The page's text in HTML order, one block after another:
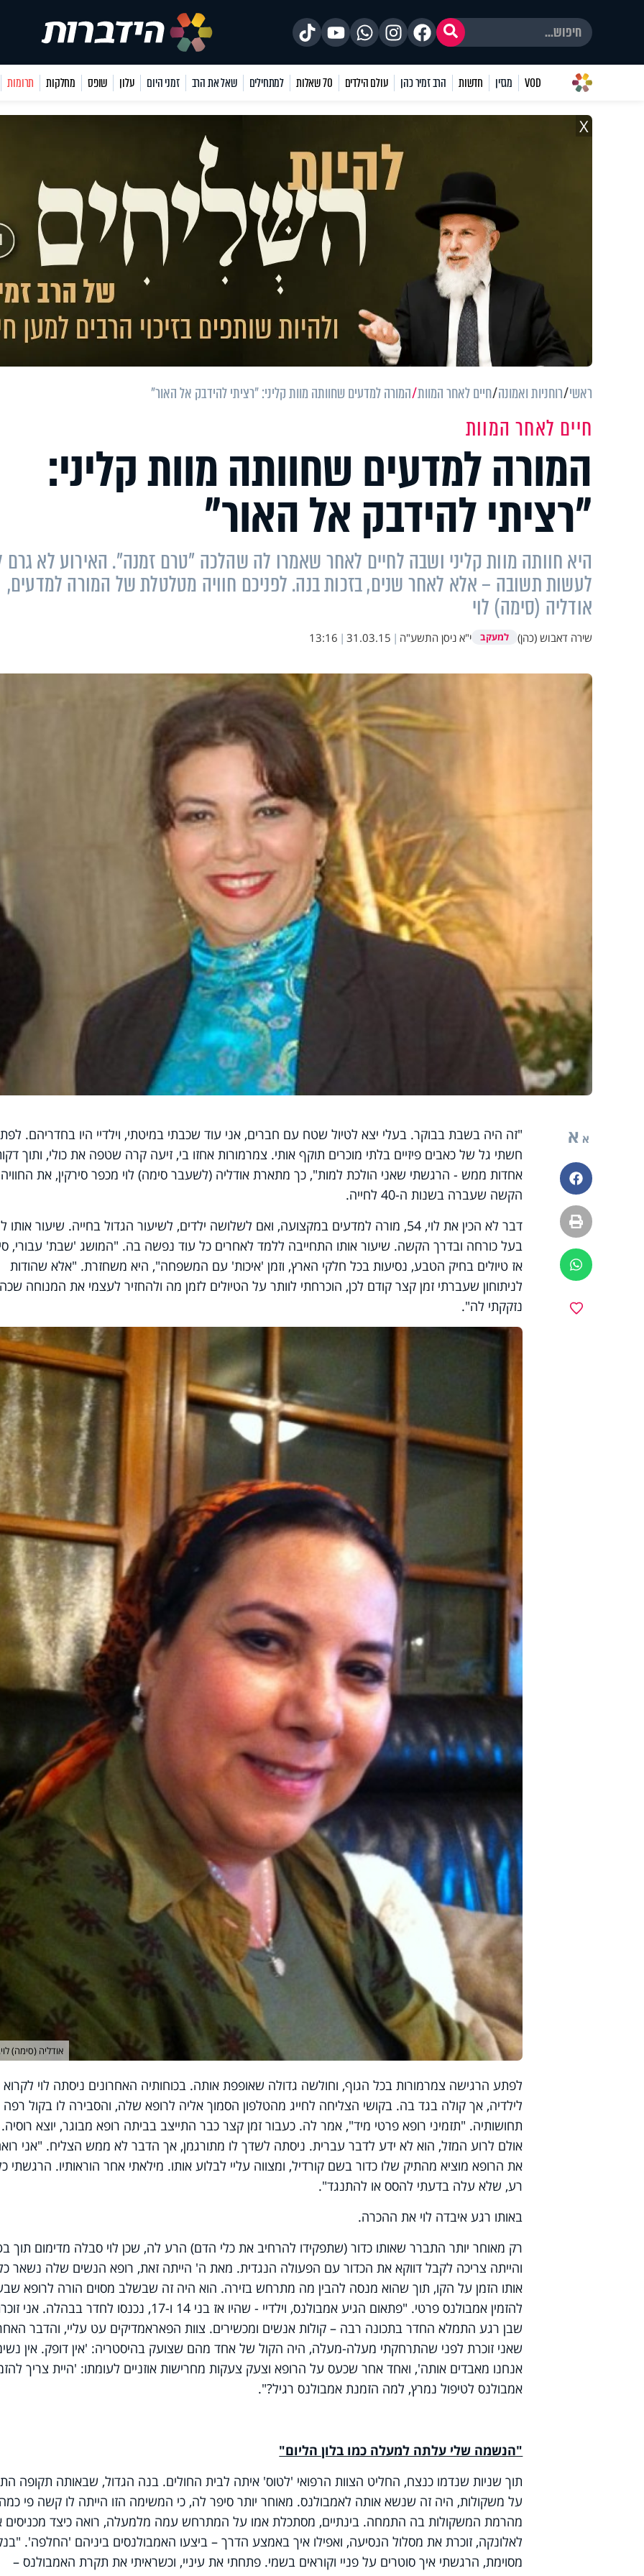
VOD מגזין חדשות הרב זמיר כהן עולם הילדים 70 שאלות למתחילים שאל את הרב זמני היום עלון שופס מחלקות תרומות
X
ראשי רוחניות ואמונה חיים לאחר המוות המורה למדעים שחוותה מוות קליני: "רציתי להידבק אל האור"
חיים לאחר המוות
המורה למדעים שחוותה מוות קליני:
"רציתי להידבק אל האור"
היא חוותה מוות קליני ושבה לחיים לאחר שאמרו לה שהלכה "טרם זמנה". האירוע לא גרם
לעשות תשובה – אלא לאחר שנים, בזכות בנה. לפניכם חוויה מטלטלת של המורה למדעים,
אודליה (סימה) לוי
שירה דאבוש (כהן) למעקב י"א ניסן התשע"ה |
31.03.15
|
13:16
א א
פייסבוק
הדפסה
ווטסאפ
"זה היה בשבת בבוקר. בעלי יצא לטיול שטח עם חברים, אני עוד שכבתי במיטתי, וילדיי היו בחדריהם.
חשתי גל של כאבים פיזיים בלתי מוכרים תוקף אותי. צמרמורות אחזו בי, זיעה קרה שטפה את כולי, ותוך
אחדות ממש - הרגשתי שאני הולכת למות", כך מתארת אודליה (לשעבר סימה) לוי מכפר סירקין, את החוויה
הקשה שעברה בשנות ה-40 לחייה.
דבר לא הכין את לוי, 54, מורה למדעים במקצועה, ואם לשלושה ילדים, לשיעור הגדול בחייה. שיעור
בעל כורחה ובדרך הקשה. שיעור אותו התחייבה ללמד לאחרים כל עוד נפשה בה. "המושג 'שבת' עבורי,
אז טיולים בחיק הטבע, נסיעות בכל חלקי הארץ, וזמן 'איכות' עם המשפחה", היא משחזרת. "אלא שהודות
לניתוחון שעברתי זמן קצר קודם לכן, הוכרחתי לוותר על הטיולים לזמן מה ולהחזיר לעצמי את המנוחה שכה
נזקקתי לה".
אודליה (סימה)
לפתע הרגישה צמרמורות בכל הגוף, וחולשה גדולה שאופפת אותה. בכוחותיה האחרונים ניסתה לוי לקרוא
לילדיה, אך קולה בגד בה. בקושי הצליחה לחייג מהטלפון הסמוך אליה לרופא שלה, והסבירה לו בקול
תחושותיה. "תזמיני רופא פרטי מיד", אמר לה. כעבור זמן קצר כבר התייצב בביתה רופא מבוגר, יוצא רוסיה.
אולם לרוע המזל, הוא לא ידע לדבר עברית. ניסתה לשדך לו מתורגמן, אך הדבר לא ממש הצליח. "אני
את הרופא מוציא מהתיק שלו כדור בשם קורדיל, ומצווה עליי לבלוע אותו. מילאתי אחר הוראותיו. הרגשתי
רע, שלא עלה בדעתי להסס או להתנגד".
באותו רגע איבדה לוי את ההכרה.
רק מאוחר יותר התברר שאותו כדור (שתפקידו להרחיב את כלי הדם) הרע לה, שכן לוי סבלה מדימום תוך
והייתה צריכה לקבל דווקא את הכדור עם הפעולה הנגדית. מאת ה' הייתה זאת, רופא הנשים שלה נשאר
אותו הזמן על הקו, תוך שהוא מנסה להבין מה מתרחש בזירה. הוא היה זה שבשלב מסוים הורה לרופא
להזמין אמבולנס פרטי. "פתאום הגיע אמבולנס, וילדיי - שהיו אז בני 14 ו-17, נכנסו לחדר בבהלה.
שבן רגע התמלא החדר בתכונה רבה – קולות אנשים ומכשירים. צוות הפאראמדיקים עט עליי, והדבר
שאני זוכרת לפני שהתרחקתי מעלה-מעלה, היה הקול של אחד מהם שצועק בהיסטריה: 'אין דופק. אין
אנחנו מאבדים אותה', ואחד אחר שכעס על הרופא וצעק צעקות מחרישות אוזניים לעומתו: 'היית צריך
אמבולנס לטיפול נמרץ, למה הזמנת אמבולנס רגיל?".
"הנשמה שלי עלתה למעלה כמו בלון הליום"
תוך שניות שנדמו כנצח, החליט הצוות הרפואי 'לטוס' איתה לבית החולים. בנה הגדול, שבאותה תקופה
על משקולות, היה זה שנשא אותה לאמבולנס. מאוחר יותר סיפר לה, כי המשימה הזו הייתה לו קשה פי כמה
מהרמת המשקולות בה התמחה. בינתיים, מסתכלת אמו על המתרחש עמה מלמעלה, רואה כיצד מכניסים
לאלונקה, זוכרת את מסלול הנסיעה, ואפילו איך באמצע הדרך – ביצעו האמבולנסים ביניהם 'החלפה'.
מסוימת, הרגשתי איך סוטרים על פניי וקוראים בשמי. פתחתי את עיניי, וכשראיתי את תקרת האמבולנס –